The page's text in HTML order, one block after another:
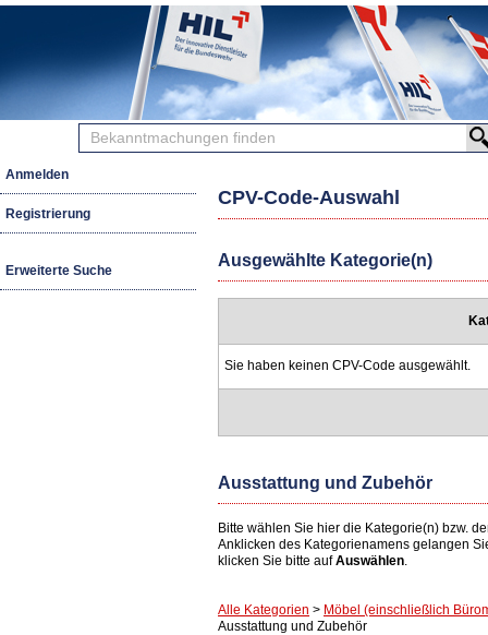
Bekanntmachungen
Anmelden
Registrierung
Erweiterte Suche
CPV-Code-Auswahl
Ausgewählte Kategorie(n)
Sie haben keinen CPV-Code ausgewählt.
Ausstattung und Zubehör
Bitte wählen Sie hier die Kategorie(n) bzw.
Anklicken des Kategorienamens gelangen
klicken Sie bitte aufAuswählen.
Alle Kategorien > Möbel (einschließlich
Ausstattung und Zubehör